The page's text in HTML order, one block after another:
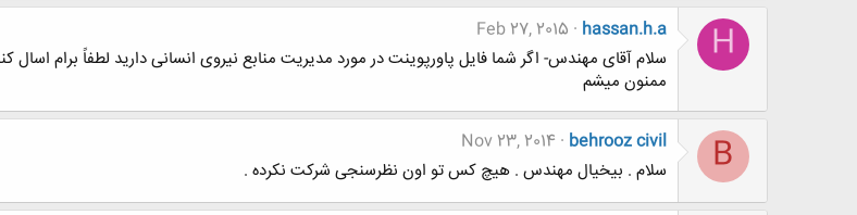
H
hassan.h.a
Feb 27, 2015
سلام آقای مهندس- اگر شما فایل پاورپوینت در مورد مدیریت منابع نیروی انسانی دارید لطفاً برام اسال
ممنون میشم
B
behrooz civil
Nov 23, 2014
سلام . بیخیال مهندس . هیچ کس تو اون نظرسنجی شرکت نکرده .